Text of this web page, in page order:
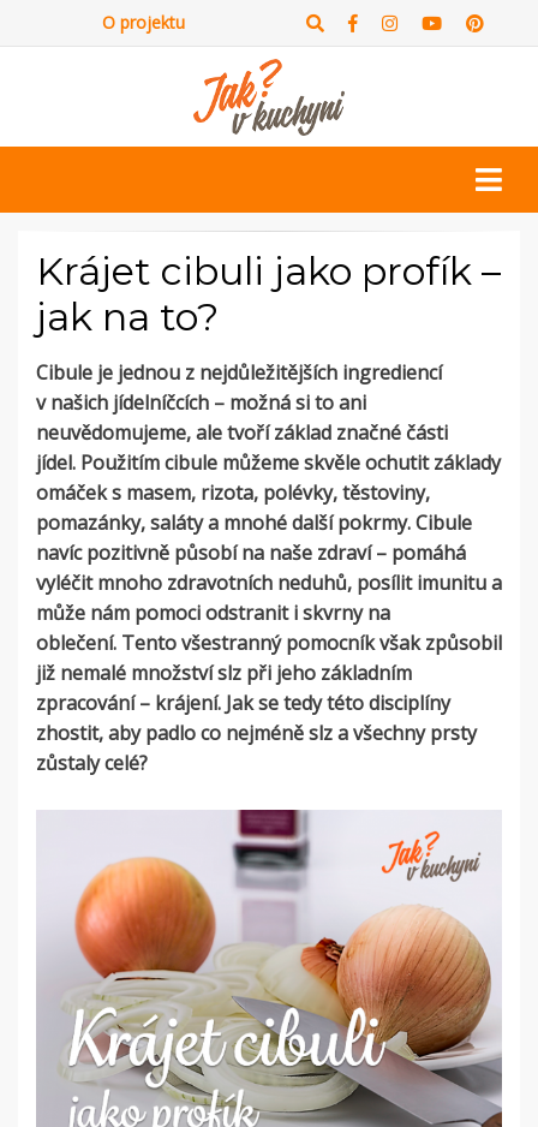
O projektu
Krájet cibuli jako profík –
jak na to?
Cibule je jednou z nejdůležitějších ingrediencí
v našich jídelníčcích – možná si to ani
neuvědomujeme, ale tvoří základ značné části
jídel. Použitím cibule můžeme skvěle ochutit základy
omáček s masem, rizota, polévky, těstoviny,
pomazánky, saláty a mnohé další pokrmy.Cibule
navíc pozitivně působí na naše zdraví – pomáhá
vyléčit mnoho zdravotních neduhů, posílit imunitu a
může nám pomoci odstranit i skvrny na
oblečení. Tento všestranný pomocník však způsobil
již nemalé množství slz při jeho základním
zpracování – krájení. Jak se tedy této disciplíny
zhostit, aby padlo co nejméně slz a všechny prsty
zůstaly celé?